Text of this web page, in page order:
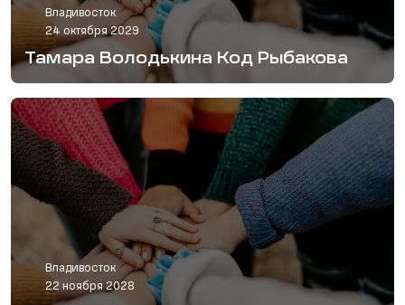
Владивосток
24 октября 2029
Тамара Володькина Код Рыбакова
Владивосток
22 ноября 2028